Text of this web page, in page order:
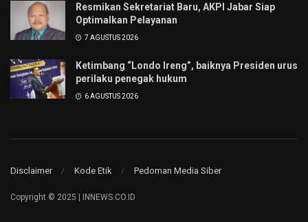
Resmikan Sekretariat Baru, AKPI Jabar Siap
Optimalkan Pelayanan
7 AGUSTUS 2026
Ketimbang “Londo Ireng”, baiknya Presiden urus
perilaku penegak hukum
6 AGUSTUS 2026
Disclaimer Kode Etik Pedoman Media Siber
Copyright © 2025 | INNEWS.CO.ID